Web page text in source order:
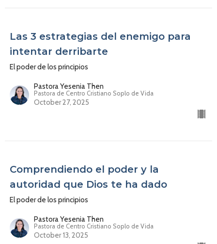
Las 3 estrategias del enemigo para
intentar derribarte
El poder de los principios
Pastora Yesenia Then
Pastora de Centro Cristiano Soplo de Vida
October 27, 2025
Comprendiendo el poder y la
autoridad que Dios te ha dado
El poder de los principios
Pastora Yesenia Then
Pastora de Centro Cristiano Soplo de Vida
October 13, 2025